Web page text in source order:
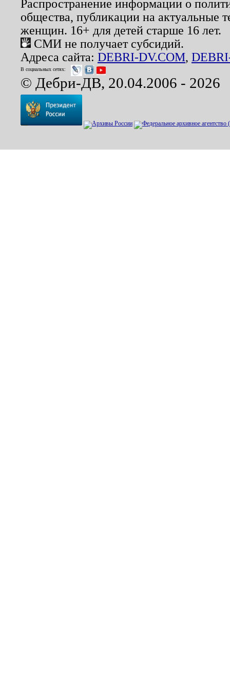
Распространение информации о
общества, публикации на актуальные
женщин. 16+ для детей старше 16 лет.
СМИ не получает субсидий.
Адреса сайта: DEBRI-DV.COM,
В социальных сетях:
© Дебри-ДВ, 20.04.2006 - 2026